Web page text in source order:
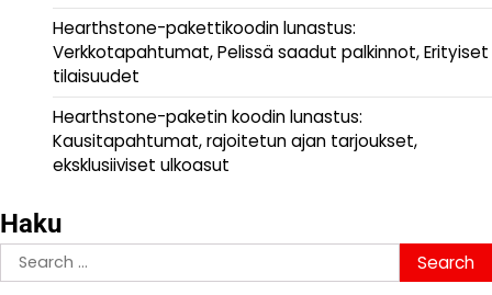
Hearthstone-pakettikoodin lunastus:
Verkkotapahtumat, Pelissä saadut palkinnot, Erityiset
tilaisuudet
Hearthstone-paketin koodin lunastus:
Kausitapahtumat, rajoitetun ajan tarjoukset,
eksklusiiviset ulkoasut
Haku
Search
for: